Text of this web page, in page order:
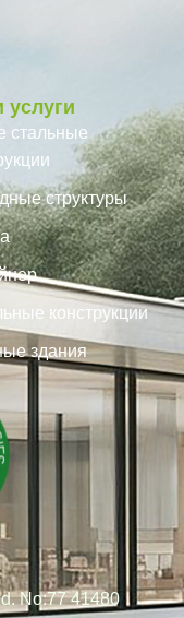
стальные
структуры
конструкции
здания
No:77 41480